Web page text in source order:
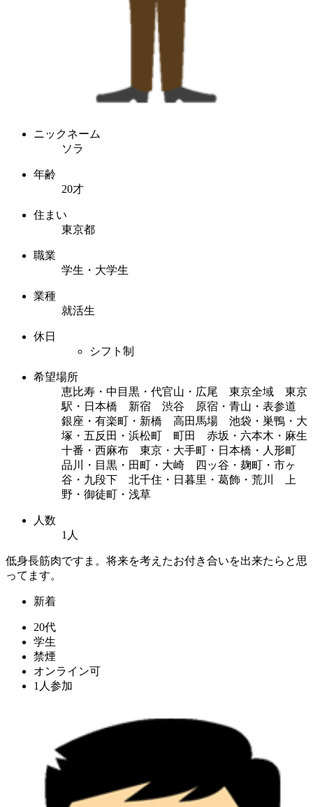
ニックネーム
ソラ
年齢
20才
住まい
東京都
職業
学生・大学生
業種
就活生
休日
シフト制
希望場所
恵比寿・中目黒・代官山・広尾 東京全域 東京
駅・日本橋 新宿 渋谷 原宿・青山・表参道
銀座・有楽町・新橋 高田馬場 池袋・巣鴨・大
塚・五反田・浜松町 町田 赤坂・六本木・麻生
十番・西麻布 東京・大手町・日本橋・人形町
品川・目黒・田町・大崎 四ッ谷・麹町・市ヶ
谷・九段下 北千住・日暮里・葛飾・荒川 上
野・御徒町・浅草
人数
1人
低身長筋肉ですま。将来を考えたお付き合いを出来たらと思
ってます。
新着
20代
学生
禁煙
オンライン可
1人参加